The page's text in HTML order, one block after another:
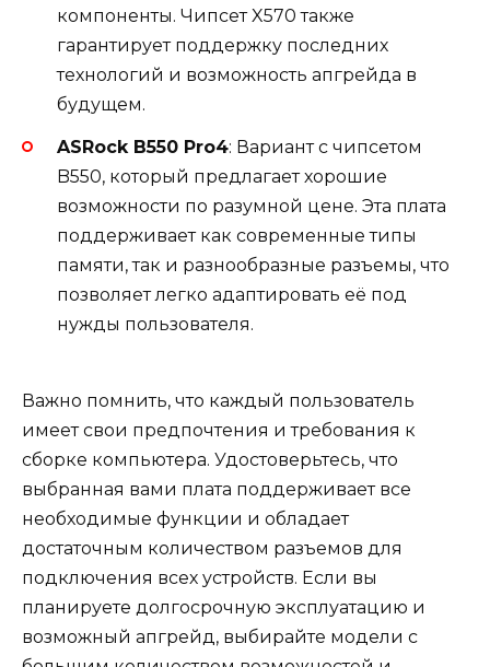
компоненты. Чипсет X570 также
гарантирует поддержку последних
технологий и возможность апгрейда в
будущем.
ASRock B550 Pro4: Вариант с чипсетом
B550, который предлагает хорошие
возможности по разумной цене. Эта плата
поддерживает как современные типы
памяти, так и разнообразные разъемы, что
позволяет легко адаптировать её под
нужды пользователя.
Важно помнить, что каждый пользователь
имеет свои предпочтения и требования к
сборке компьютера. Удостоверьтесь, что
выбранная вами плата поддерживает все
необходимые функции и обладает
достаточным количеством разъемов для
подключения всех устройств. Если вы
планируете долгосрочную эксплуатацию и
возможный апгрейд, выбирайте модели с